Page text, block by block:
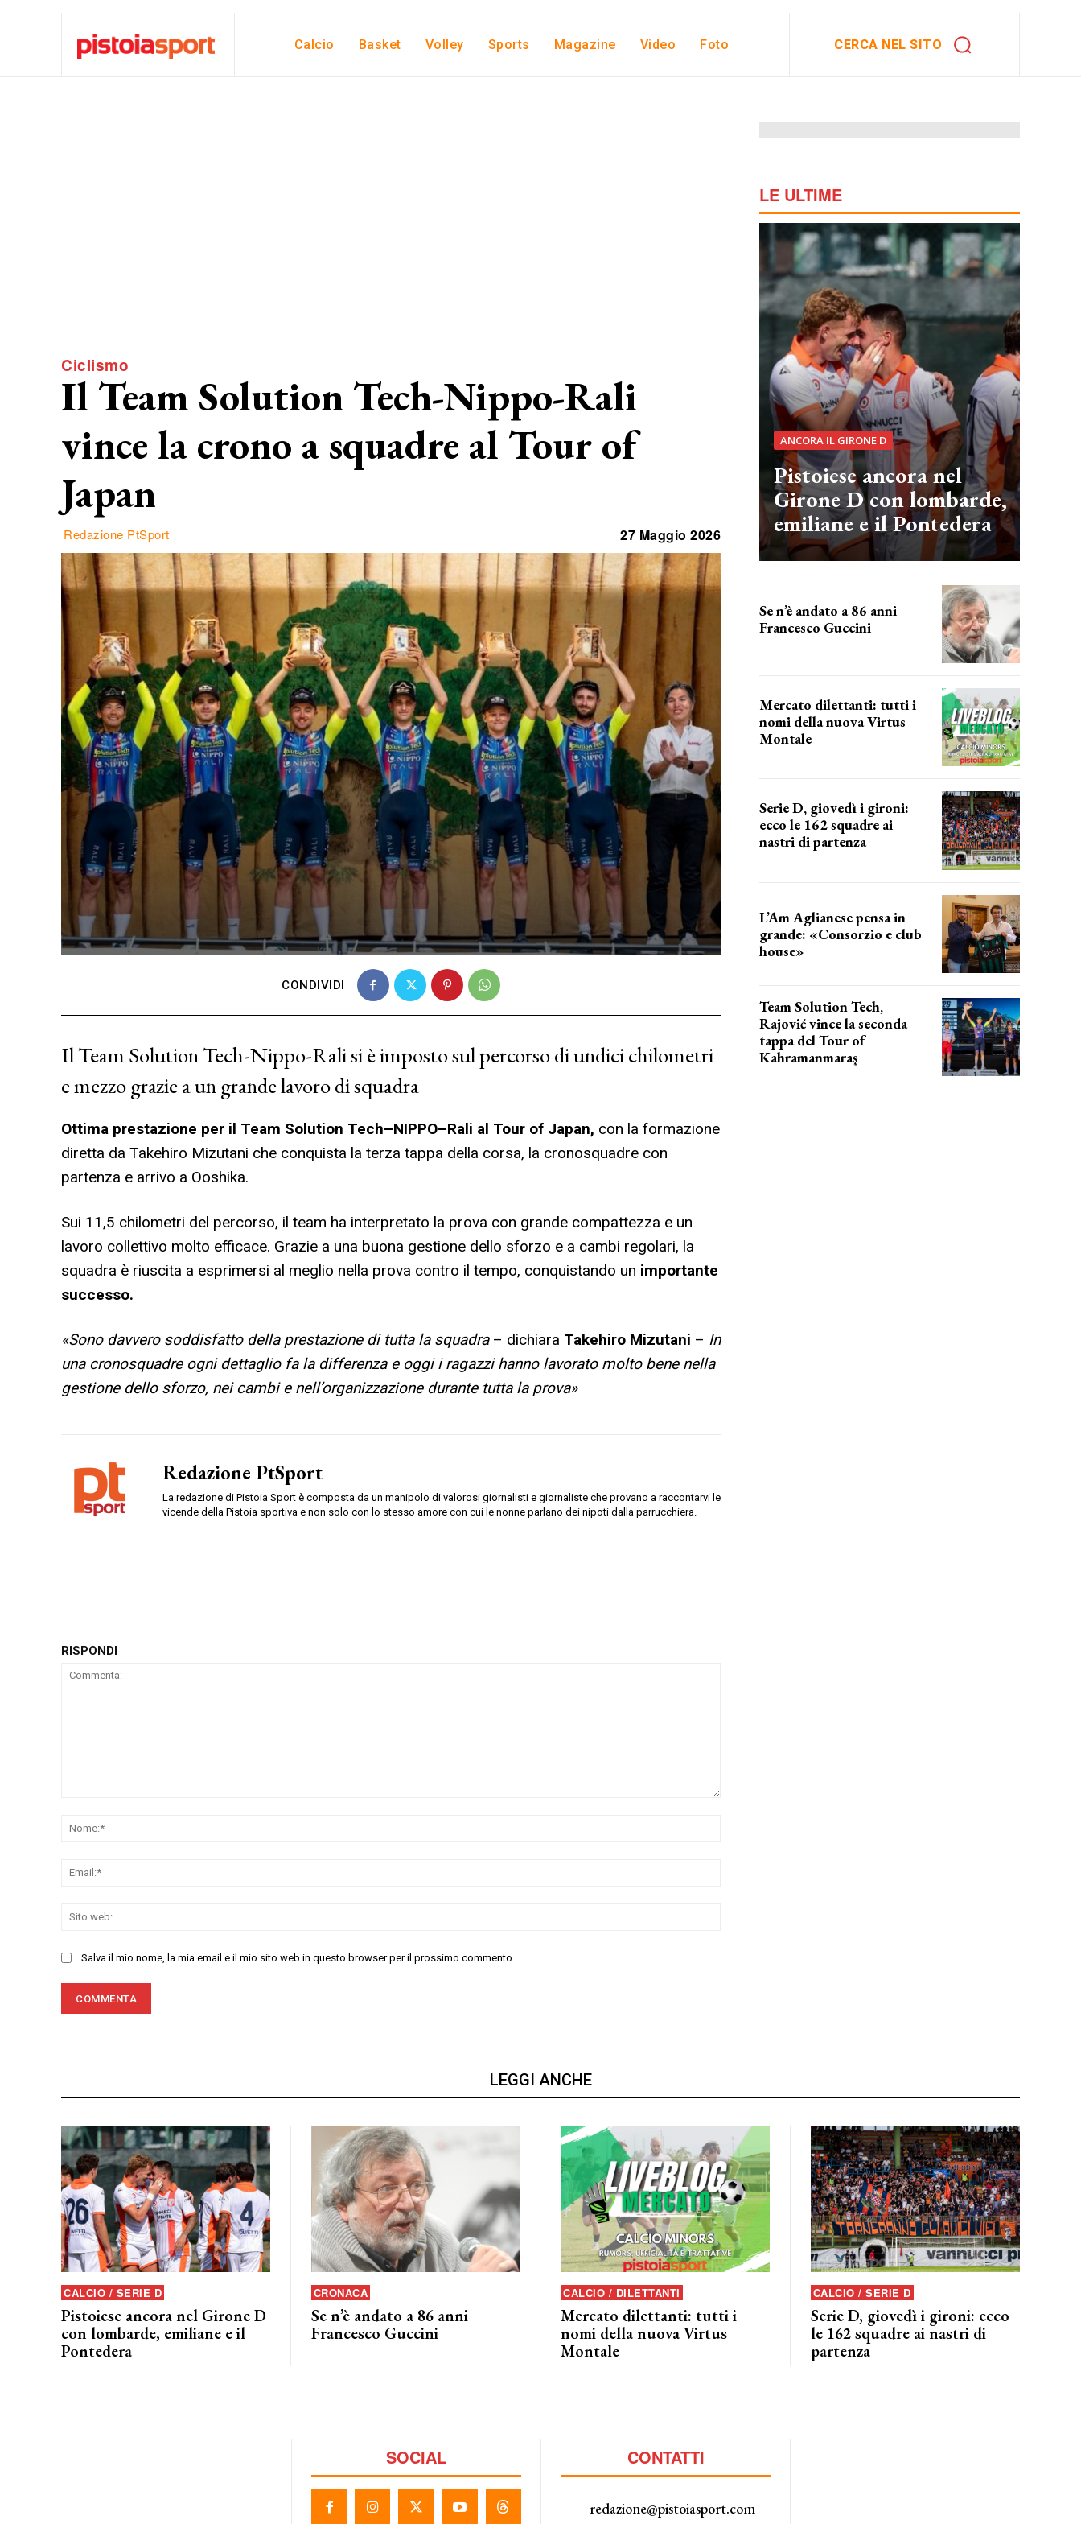
Calcio Basket Volley Sports Magazine Video Foto CERCA NEL SITO
Ciclismo
Il Team Solution Tech-Nippo-Rali
vince la crono a squadre al Tour of
Japan
Redazione PtSport 27 Maggio 2026
CONDIVIDI
Il Team Solution Tech-Nippo-Rali si è imposto sul percorso di undici chilometri
e mezzo grazie a un grande lavoro di squadra
Ottima prestazione per il Team Solution Tech–NIPPO–Rali al Tour of Japan, con la formazione
diretta da Takehiro Mizutani che conquista la terza tappa della corsa, la cronosquadre con
partenza e arrivo a Ooshika.
Sui 11,5 chilometri del percorso, il team ha interpretato la prova con grande compattezza e un
lavoro collettivo molto efficace. Grazie a una buona gestione dello sforzo e a cambi regolari, la
squadra è riuscita a esprimersi al meglio nella prova contro il tempo, conquistando un importante
successo.
«Sono davvero soddisfatto della prestazione di tutta la squadra – dichiara Takehiro Mizutani – In
una cronosquadre ogni dettaglio fa la differenza e oggi i ragazzi hanno lavorato molto bene nella
gestione dello sforzo, nei cambi e nell’organizzazione durante tutta la prova»
Redazione PtSport
La redazione di Pistoia Sport è composta da un manipolo di valorosi giornalisti e giornaliste che provano a raccontarvi le
vicende della Pistoia sportiva e non solo con lo stesso amore con cui le nonne parlano dei nipoti dalla parrucchiera.
RISPONDI
Salva il mio nome, la mia email e il mio sito web in questo browser per il prossimo commento.
LE ULTIME
ANCORA IL GIRONE D
Pistoiese ancora nel
Girone D con lombarde,
emiliane e il Pontedera
Se n’è andato a 86 anni
Francesco Guccini
Mercato dilettanti: tutti i
nomi della nuova Virtus
Montale
Serie D, giovedì i gironi:
ecco le 162 squadre ai
nastri di partenza
L’Am Aglianese pensa in
grande: «Consorzio e club
house»
Team Solution Tech,
Rajović vince la seconda
tappa del Tour of
Kahramanmaraş
LEGGI ANCHE
CALCIO / SERIE D
Pistoiese ancora nel Girone D
con lombarde, emiliane e il
Pontedera
CRONACA
Se n’è andato a 86 anni
Francesco Guccini
CALCIO / DILETTANTI
Mercato dilettanti: tutti i
nomi della nuova Virtus
Montale
CALCIO / SERIE D
Serie D, giovedì i gironi: ecco
le 162 squadre ai nastri di
partenza
SOCIAL CONTATTI
redazione@pistoiasport.com